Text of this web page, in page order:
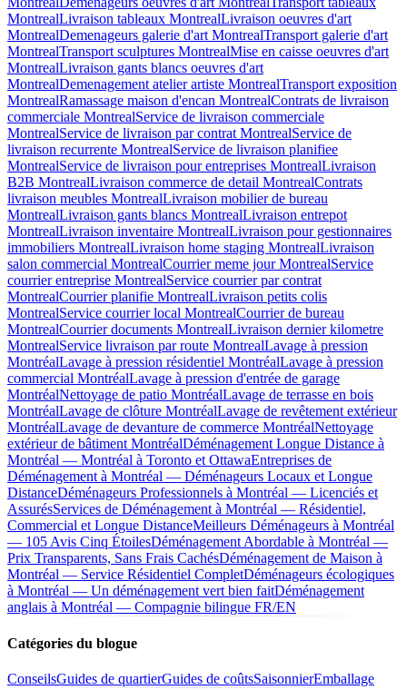
MontrealLivraison tableaux MontrealLivraison oeuvres d'art
MontrealDemenageurs galerie d'art MontrealTransport galerie d'art
MontrealTransport sculptures MontrealMise en caisse oeuvres d'art
MontrealLivraison gants blancs oeuvres d'art
MontrealDemenagement atelier artiste MontrealTransport exposition
MontrealRamassage maison d'encan MontrealContrats de livraison
commerciale MontrealService de livraison commerciale
MontrealService de livraison par contrat MontrealService de
livraison recurrente MontrealService de livraison planifiee
MontrealService de livraison pour entreprises MontrealLivraison
B2B MontrealLivraison commerce de detail MontrealContrats
livraison meubles MontrealLivraison mobilier de bureau
MontrealLivraison gants blancs MontrealLivraison entrepot
MontrealLivraison inventaire MontrealLivraison pour gestionnaires
immobiliers MontrealLivraison home staging MontrealLivraison
salon commercial MontrealCourrier meme jour MontrealService
courrier entreprise MontrealService courrier par contrat
MontrealCourrier planifie MontrealLivraison petits colis
MontrealService courrier local MontrealCourrier de bureau
MontrealCourrier documents MontrealLivraison dernier kilometre
MontrealService livraison par route MontrealLavage à pression
MontréalLavage à pression résidentiel MontréalLavage à pression
commercial MontréalLavage à pression d'entrée de garage
MontréalNettoyage de patio MontréalLavage de terrasse en bois
MontréalLavage de clôture MontréalLavage de revêtement extérieur
MontréalLavage de devanture de commerce MontréalNettoyage
extérieur de bâtiment MontréalDéménagement Longue Distance à
Montréal — Montréal à Toronto et OttawaEntreprises de
Déménagement à Montréal — Déménageurs Locaux et Longue
DistanceDéménageurs Professionnels à Montréal — Licenciés et
AssurésServices de Déménagement à Montréal — Résidentiel,
Commercial et Longue DistanceMeilleurs Déménageurs à Montréal
— 105 Avis Cinq ÉtoilesDéménagement Abordable à Montréal —
Prix Transparents, Sans Frais CachésDéménagement de Maison à
Montréal — Service Résidentiel CompletDéménageurs écologiques
à Montréal — Un déménagement vert bien faitDéménagement
anglais à Montréal — Compagnie bilingue FR/EN
Catégories du blogue
ConseilsGuides de quartierGuides de coûtsSaisonnierEmballage